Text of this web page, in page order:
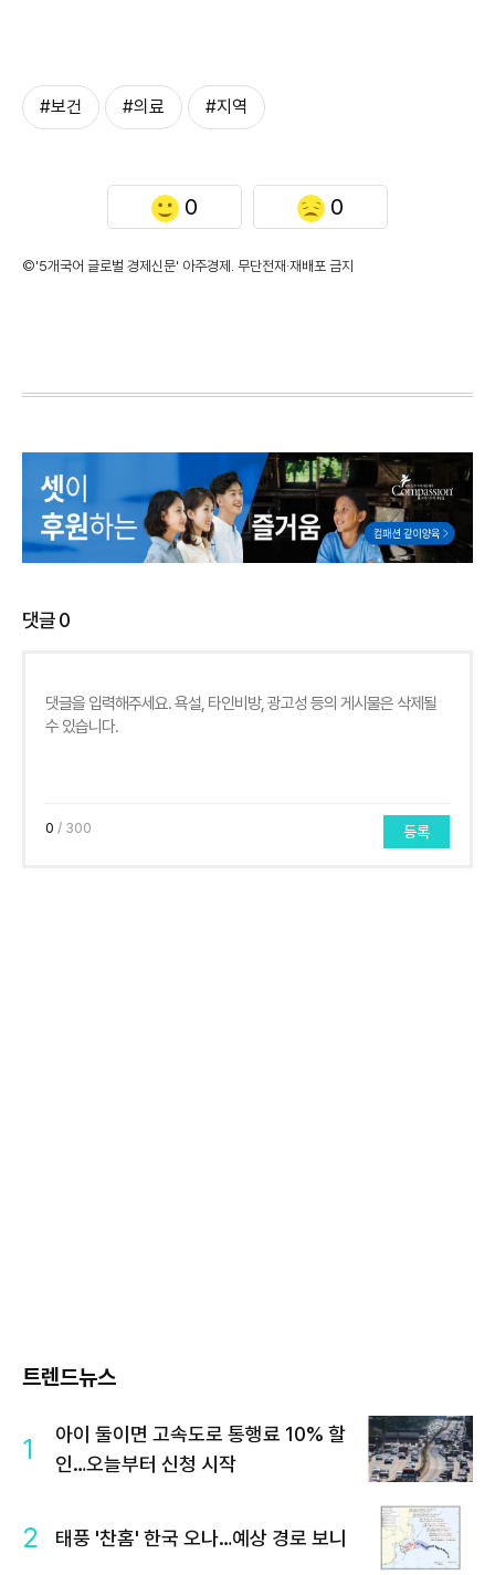
#보건 #의료 #지역
0 0
©'5개국어 글로벌 경제신문' 아주경제. 무단전재·재배포 금지
댓글0
0 / 300 등록
트렌드뉴스
1
아이 둘이면 고속도로 통행료 10% 할
인…오늘부터 신청 시작
2 태풍 '찬홈' 한국 오나…예상 경로 보니